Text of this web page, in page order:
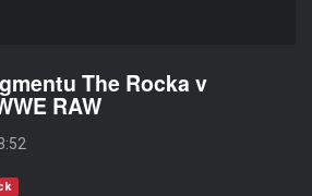
The Rocka v
RAW